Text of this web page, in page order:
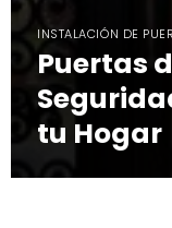
INSTALACIÓN DE
Puertas
tu Hogar